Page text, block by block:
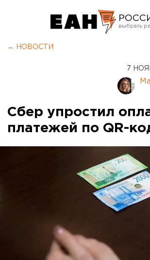
Курган
← НОВОСТИ
7
Сбер упростил
платежей по QR-